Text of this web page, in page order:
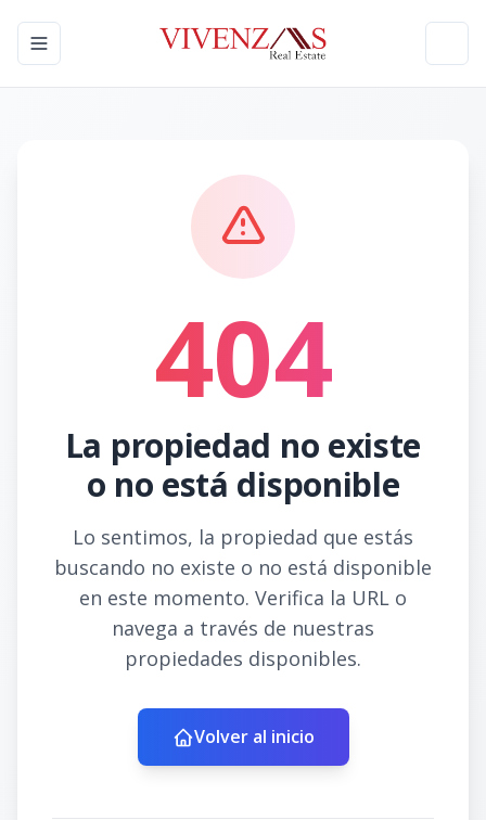
Toggle navigation menu
404
La propiedad no existe
o no está disponible
Lo sentimos, la propiedad que estás
buscando no existe o no está disponible
en este momento. Verifica la URL o
navega a través de nuestras
propiedades disponibles.
Volver al inicio